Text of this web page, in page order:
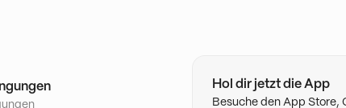
Hol dir jetzt die App
Besuche den App Store,